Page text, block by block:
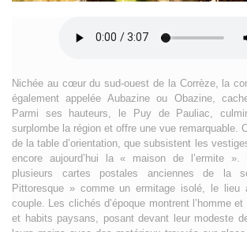
Nichée au cœur du sud-ouest de la Corrèze, la
également appelée Aubazine ou Obazine,
Parmi ses hauteurs, le Puy de Pauliac,
surplombe la région et offre une vue remarquable.
de la table d’orientation, que subsistent les
encore aujourd’hui la « maison de l’ermite ».
plusieurs cartes postales anciennes de la
Pittoresque » comme un ermitage isolé, le lieu
couple. Les clichés d’époque montrent l’homme
et habits paysans, posant devant leur modeste